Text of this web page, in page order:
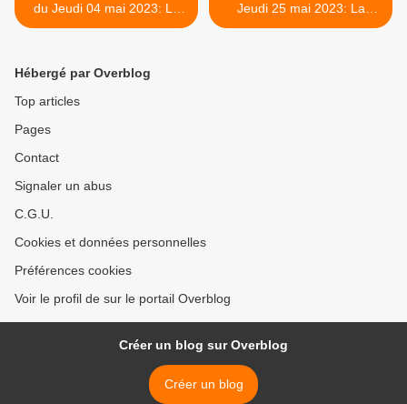
du Jeudi 04 mai 2023: La
Confrérie des Charitables
Jeudi 25 mai 2023: La
cornemuse du 13ème
Hébergé par Overblog
Top articles
Pages
Contact
Signaler un abus
C.G.U.
Cookies et données personnelles
Préférences cookies
Voir le profil de sur le portail Overblog
Créer un blog sur Overblog
Créer un blog